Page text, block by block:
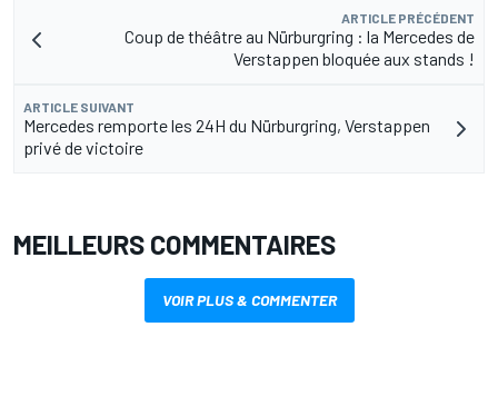
ARTICLE PRÉCÉDENT
Coup de théâtre au Nürburgring : la Mercedes de
Verstappen bloquée aux stands !
ARTICLE SUIVANT
Mercedes remporte les 24H du Nürburgring, Verstappen
privé de victoire
MEILLEURS COMMENTAIRES
VOIR PLUS & COMMENTER